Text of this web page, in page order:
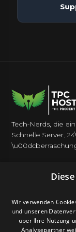
Tech-Nerds, die
Schnelle Server,
HOSTING
DOMAINS & E-
Wir verwenden
und unseren
über Ihre Nutzung
Analysepartner